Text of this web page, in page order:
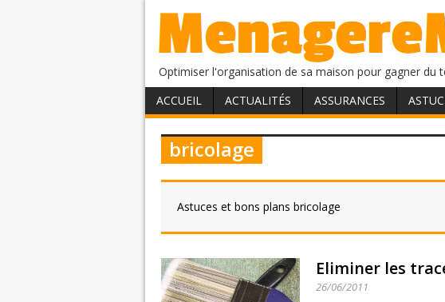
Optimiser l'organisation de sa maison pour gagner du
ACCUEIL
ACTUALITÉS ASSURANCES
bricolage
Astuces et bons plans bricolage
Eliminer les
26/06/2011